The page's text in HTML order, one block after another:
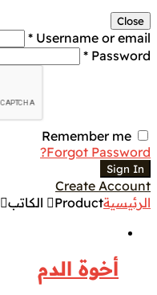
Close
Username or email *
Password *
Remember me
Forgot Password?
Sign In
Create Account
الرئيسيةProduct الكاتب
أخوة الدم